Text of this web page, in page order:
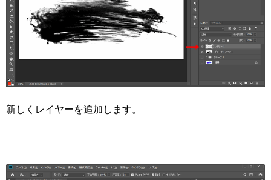
新しくレイヤーを追加します。